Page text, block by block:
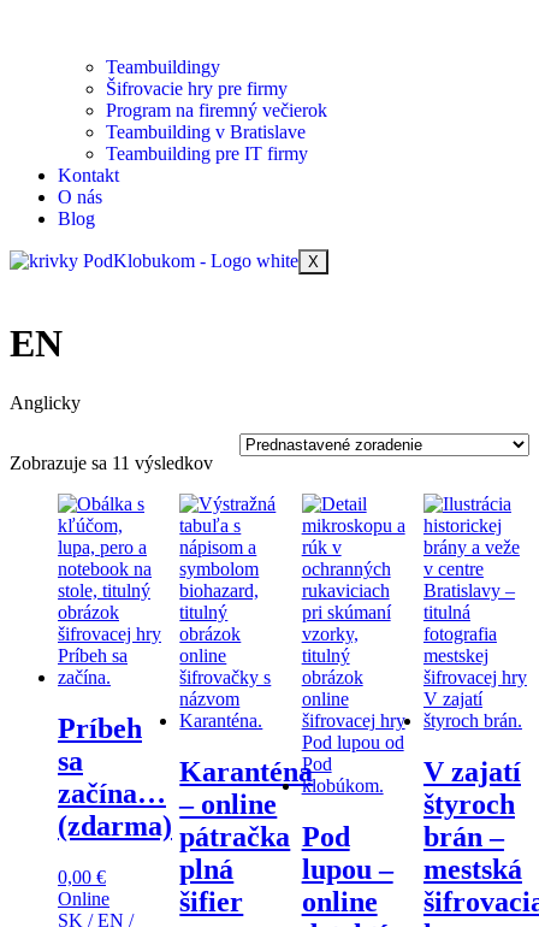
Teambuildingy
Šifrovacie hry pre firmy
Program na firemný večierok
Teambuilding v Bratislave
Teambuilding pre IT firmy
Kontakt
O nás
Blog
X
EN
Anglicky
Zobrazuje sa 11 výsledkov
Príbeh
sa
začína…
(zdarma)
0,00 €
Online
SK / EN /
Karanténa
– online
pátračka
plná
šifier
Pod
lupou –
online
V zajatí
štyroch
brán –
mestská